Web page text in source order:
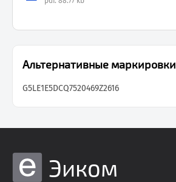
Альтернативные маркировки
G5LE1E5DCQ7520469Z2616
Эиком